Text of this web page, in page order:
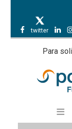
twitter
Para